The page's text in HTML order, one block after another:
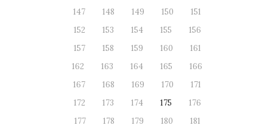
147
148 149 150
151
152
153 154 155
156
157
158 159 160
161
162
163 164 165
166
167
168 169 170
171
172
173 174 175
176
177
178 179 180
181